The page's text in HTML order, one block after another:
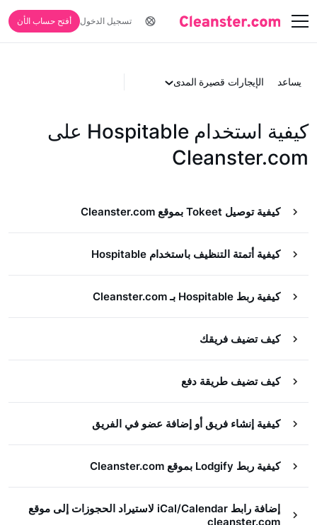
تسجيل الدخول أفتح حساب الأن
يساعد الإيجارات قصيرة المدى
كيفية استخدام Hospitable على
Cleanster.com
كيفية توصيل Tokeet بموقع Cleanster.com
كيفية أتمتة التنظيف باستخدام Hospitable
كيفية ربط Hospitable بـ Cleanster.com
كيف تضيف فريقك
كيف تضيف طريقة دفع
كيفية إنشاء فريق أو إضافة عضو في الفريق
كيفية ربط Lodgify بموقع Cleanster.com
إضافة رابط iCal/Calendar لاستيراد الحجوزات إلى موقع
cleanster.com